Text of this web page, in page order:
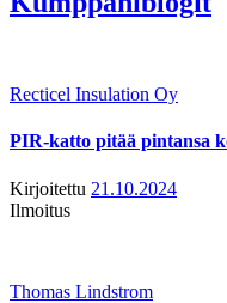
Recticel Insulation Oy
PIR-katto pitää pintansa
Kirjoitettu 21.10.2024
Ilmoitus
Thomas Lindstrom